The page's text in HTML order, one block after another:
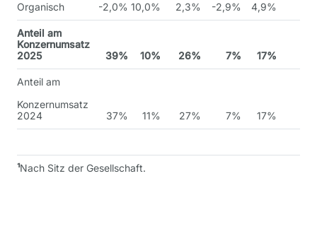
Organisch -2,0% 10,0% 2,3% -2,9% 4,9%
Anteil am
Konzernumsatz
2025
39% 10% 26% 7% 17%
Anteil am
Konzernumsatz
2024
37% 11% 27% 7% 17%
¹Nach Sitz der Gesellschaft.